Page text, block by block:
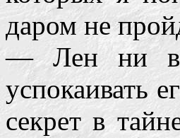
даром не
— Лен ни в
успокаивать
секрет в